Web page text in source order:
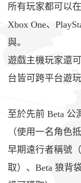
所有玩家都可以在
Xbox One、
與。
遊戲主機玩家還
台皆可跨平台遊
至於先前 Beta 公
（使用一名角色
早期遠行者稱號
取）、Beta 狼背